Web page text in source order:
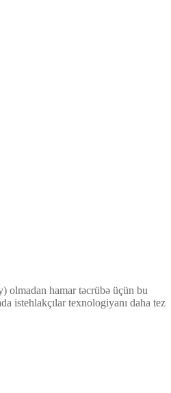
olmadan hamar təcrübə üçün bu
istehlakçılar texnologiyanı daha tez